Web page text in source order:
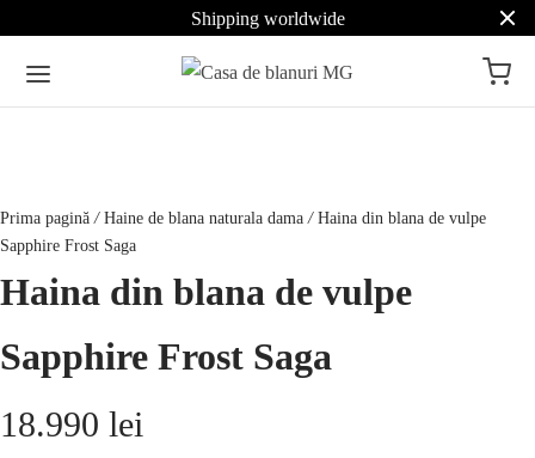
Shipping worldwide
Prima pagină / Haine de blana naturala dama /Haina din blana de vulpe
Sapphire Frost Saga
Haina din blana de vulpe
Sapphire Frost Saga
18.990 lei